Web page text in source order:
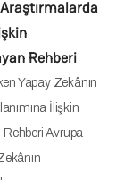
Rehberi
Yapay Zekânın
İlişkin
Avrupa